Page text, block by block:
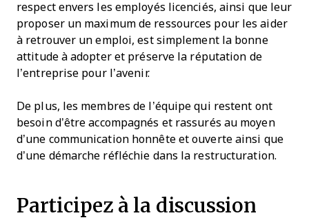
respect envers les employés licenciés, ainsi que leur
proposer un maximum de ressources pour les aider
à retrouver un emploi, est simplement la bonne
attitude à adopter et préserve la réputation de
l’entreprise pour l’avenir.
De plus, les membres de l’équipe qui restent ont
besoin d’être accompagnés et rassurés au moyen
d’une communication honnête et ouverte ainsi que
d’une démarche réfléchie dans la restructuration.
Participez à la discussion